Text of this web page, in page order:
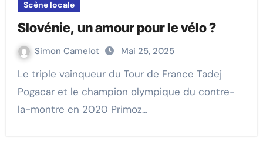
Scène locale
Slovénie, un amour pour le vélo ?
Simon Camelot Mai 25, 2025
Le triple vainqueur du Tour de France Tadej
Pogacar et le champion olympique du contre-
la-montre en 2020 Primoz…